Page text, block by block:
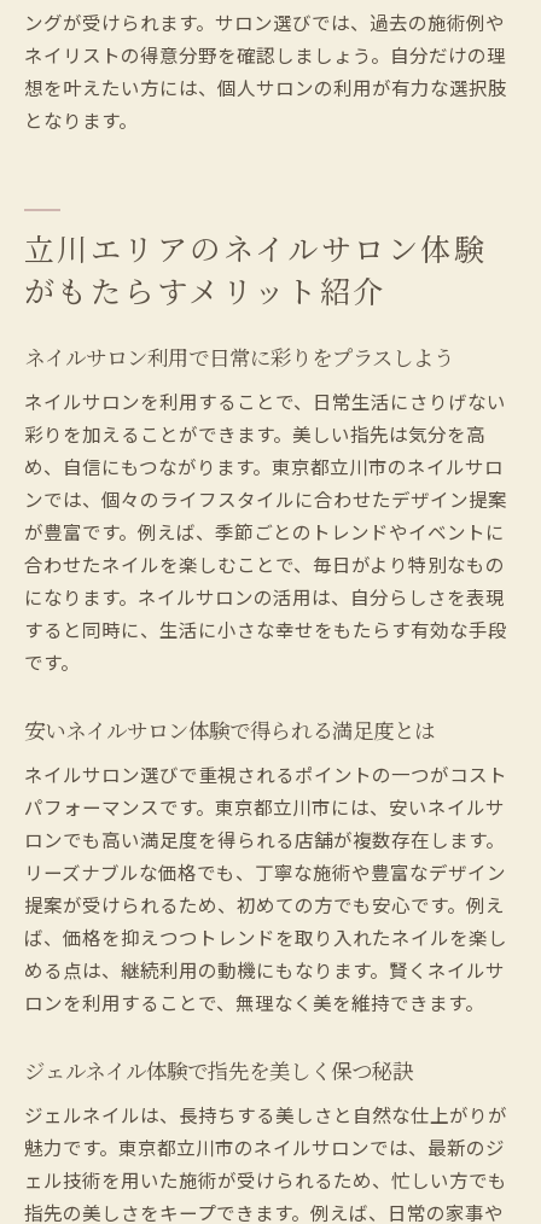
ングが受けられます。サロン選びでは、過去の施術例や
ネイリストの得意分野を確認しましょう。自分だけの理
想を叶えたい方には、個人サロンの利用が有力な選択肢
となります。
立川エリアのネイルサロン体験
がもたらすメリット紹介
ネイルサロン利用で日常に彩りをプラスしよう
ネイルサロンを利用することで、日常生活にさりげない
彩りを加えることができます。美しい指先は気分を高
め、自信にもつながります。東京都立川市のネイルサロ
ンでは、個々のライフスタイルに合わせたデザイン提案
が豊富です。例えば、季節ごとのトレンドやイベントに
合わせたネイルを楽しむことで、毎日がより特別なもの
になります。ネイルサロンの活用は、自分らしさを表現
すると同時に、生活に小さな幸せをもたらす有効な手段
です。
安いネイルサロン体験で得られる満足度とは
ネイルサロン選びで重視されるポイントの一つがコスト
パフォーマンスです。東京都立川市には、安いネイルサ
ロンでも高い満足度を得られる店舗が複数存在します。
リーズナブルな価格でも、丁寧な施術や豊富なデザイン
提案が受けられるため、初めての方でも安心です。例え
ば、価格を抑えつつトレンドを取り入れたネイルを楽し
める点は、継続利用の動機にもなります。賢くネイルサ
ロンを利用することで、無理なく美を維持できます。
ジェルネイル体験で指先を美しく保つ秘訣
ジェルネイルは、長持ちする美しさと自然な仕上がりが
魅力です。東京都立川市のネイルサロンでは、最新のジ
ェル技術を用いた施術が受けられるため、忙しい方でも
指先の美しさをキープできます。例えば、日常の家事や